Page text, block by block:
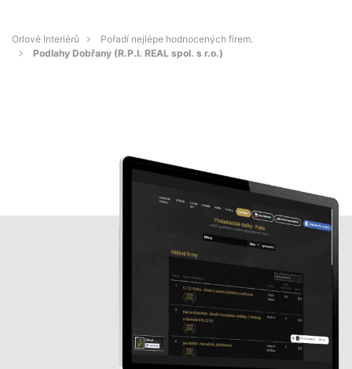
Orlové Interiérů
Pořadí nejlépe hodnocených firem.
Podlahy Dobřany (R.P.I. REAL spol. s r.o.)